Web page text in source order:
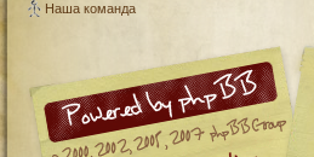
Наша команда